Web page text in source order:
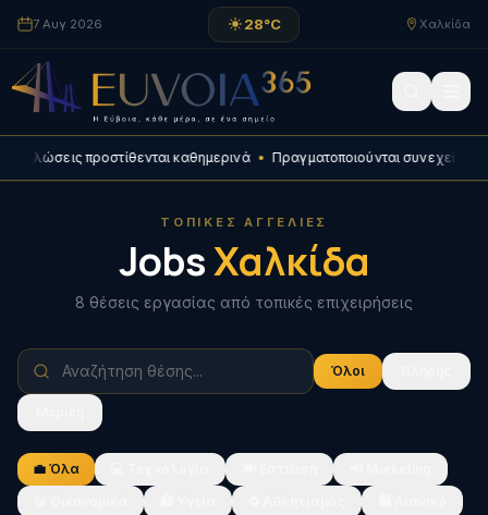
7 Αυγ 2026 28°C Χαλκίδα
προστίθενται καθημερινά • Πραγματοποιούνται συνεχείς
ΤΟΠΙΚΈΣ ΑΓΓΕΛΊΕΣ
JobsΧαλκίδα
8 θέσεις εργασίας από τοπικές επιχειρήσεις
Όλοι
💼 Όλα